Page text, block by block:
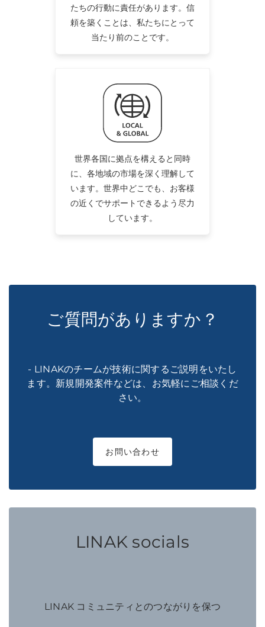
たちの行動に責任があります。信
頼を築くことは、私たちにとって
当たり前のことです。
世界各国に拠点を構えると同時
に、各地域の市場を深く理解して
います。世界中どこでも、お客様
の近くでサポートできるよう尽力
しています。
ご質問がありますか？
- LINAKのチームが技術に関するご説明をいたし
ます。新規開発案件などは、お気軽にご相談くだ
さい。
お問い合わせ
LINAK socials
LINAK コミュニティとのつながりを保つ